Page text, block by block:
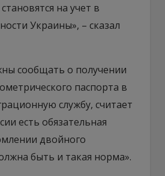
на учет в
Украины», – сказал
сообщать о получении
паспорта в
службу, считает
есть обязательная
двойного
быть и такая норма».